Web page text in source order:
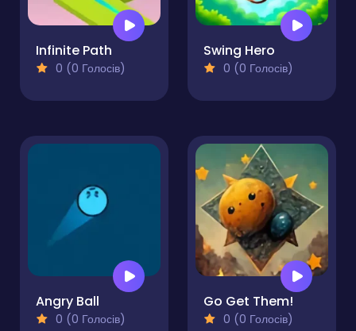
Infinite Path
0 (0 Голосів)
Swing Hero
0 (0 Голосів)
Angry Ball
0 (0 Голосів)
Go Get Them!
0 (0 Голосів)